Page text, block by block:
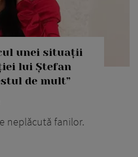
unei situații
lui Ștefan
de mult”
neplăcută fanilor.